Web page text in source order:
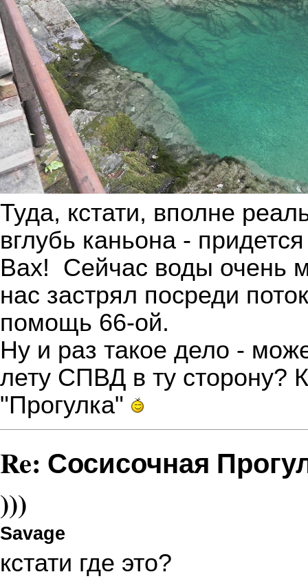
Туда, кстати, вполне
вглубь каньона -
Вах! Сейчас воды очень
нас застрял посреди
помощь 66-ой.
Ну и раз такое дело -
лету СПВД в ту сторону?
"Прогулка"
Re: Сосисочная
)))
Savage
кстати где это?